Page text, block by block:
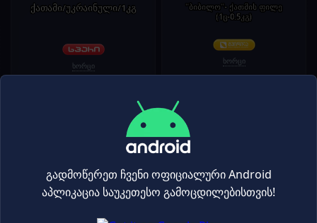
ქათამი/უკრაინული/1კგ
ხორცი
"ბიბილო"- ქათმის ფილე
(1ც-0.5კგ)
ხორცი
+
გადმოწერეთ ჩვენი ოფიციალური Android
აპლიკაცია საუკეთესო გამოცდილებისთვის!